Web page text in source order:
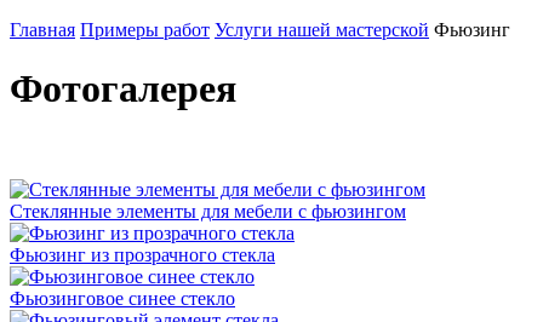
Главная Примеры работ Услуги нашей мастерской Фьюзинг
Фотогалерея
Стеклянные элементы для мебели с фьюзингом
Фьюзинг из прозрачного стекла
Фьюзинговое синее стекло